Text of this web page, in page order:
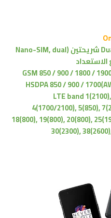
شريحة او Dual SIM شريحتين (Nano-SIM, dual
GSM 850 / 900 / 1800 /
HSDPA 850 / 900 /
LTE band
4(1700/2100), 5(850),
18(800), 19(800), 20(800),
30(2300),